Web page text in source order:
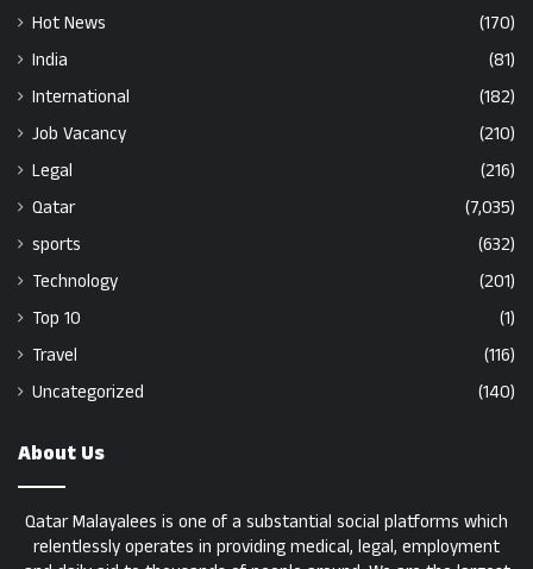
Hot News
(170)
India
(81)
International
(182)
Job Vacancy
(210)
Legal
(216)
Qatar
(7,035)
sports
(632)
Technology
(201)
Top 10
(1)
Travel
(116)
Uncategorized
(140)
About Us
Qatar Malayalees is one of a substantial social platforms which
relentlessly operates in providing medical, legal, employment